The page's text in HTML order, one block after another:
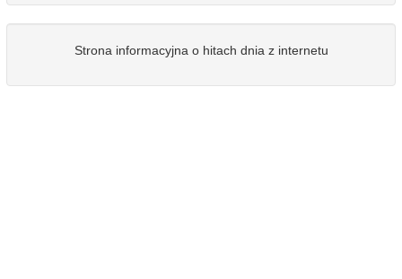
Strona informacyjna o hitach dnia z internetu